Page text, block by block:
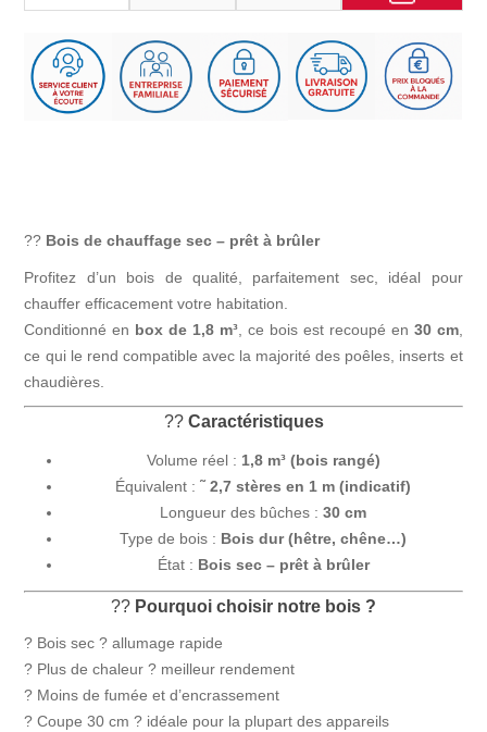
?? Bois de chauffage sec – prêt à brûler
Profitez d’un bois de qualité, parfaitement sec, idéal pour
chauffer efficacement votre habitation.
Conditionné en box de 1,8 m³, ce bois est recoupé en 30 cm,
ce qui le rend compatible avec la majorité des poêles, inserts et
chaudières.
?? Caractéristiques
Volume réel : 1,8 m³ (bois rangé)
Équivalent : ˜ 2,7 stères en 1 m (indicatif)
Longueur des bûches : 30 cm
Type de bois : Bois dur (hêtre, chêne…)
État : Bois sec – prêt à brûler
?? Pourquoi choisir notre bois ?
? Bois sec ? allumage rapide
? Plus de chaleur ? meilleur rendement
? Moins de fumée et d’encrassement
? Coupe 30 cm ? idéale pour la plupart des appareils